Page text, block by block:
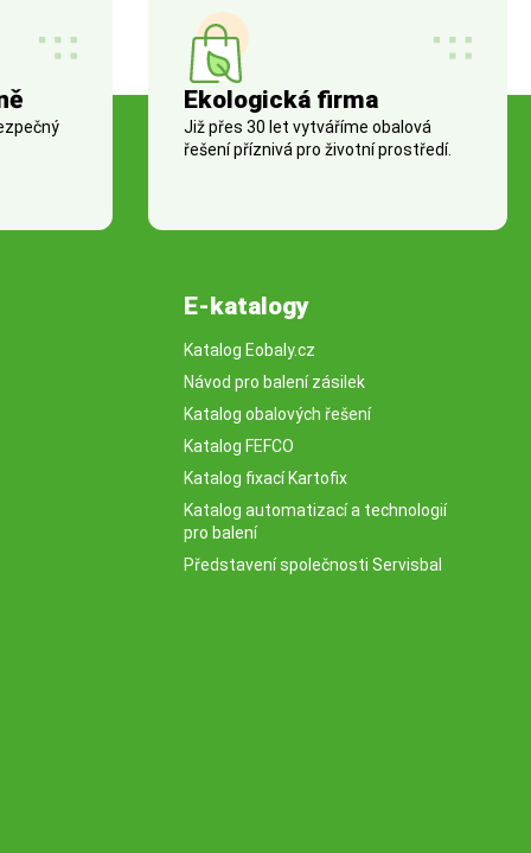
Ekologická firma
Již přes 30 let vytváříme obalová
řešení příznivá pro životní prostředí.
E-katalogy
Katalog Eobaly.cz
Návod pro balení zásilek
Katalog obalových řešení
Katalog FEFCO
Katalog fixací Kartofix
Katalog automatizací a technologií
pro balení
Představení společnosti Servisbal